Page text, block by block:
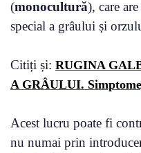
(monocultură), care
special a grâului și
Citiți și: RUGINA
A GRÂULUI.
Acest lucru poate fi
nu numai prin